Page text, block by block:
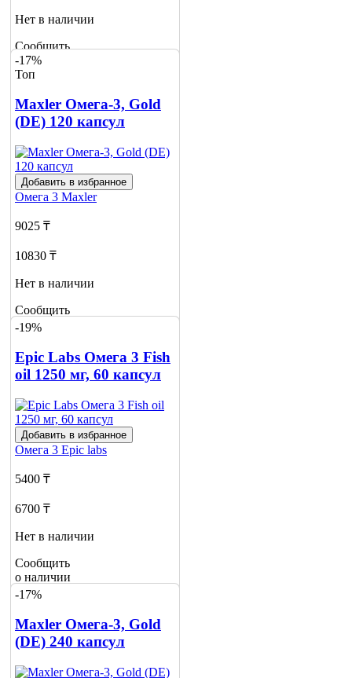
Нет в наличии
Сообщить
о наличии
6
-17%
Топ
Maxler Омега-3, Gold
(DE) 120 капсул
Добавить в избранное
Омега 3 Maxler
9025 ₸
10830 ₸
Нет в наличии
Сообщить
о наличии
-19%
Epic Labs Омега 3 Fish
oil 1250 мг, 60 капсул
Добавить в избранное
Омега 3 Epic labs
5400 ₸
6700 ₸
Нет в наличии
Сообщить
о наличии
8
-17%
Maxler Омега-3, Gold
(DE) 240 капсул